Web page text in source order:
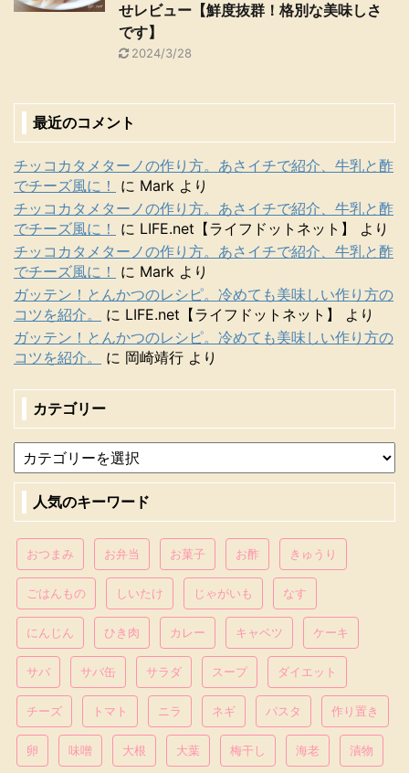
せレビュー【鮮度抜群！格別な美味しさ
です】
2024/3/28
最近のコメント
チッコカタメターノの作り方。あさイチで紹介、牛乳と酢
でチーズ風に！
に Mark より
チッコカタメターノの作り方。あさイチで紹介、牛乳と酢
でチーズ風に！
に LIFE.net【ライフドットネット】
より
チッコカタメターノの作り方。あさイチで紹介、牛乳と酢
でチーズ風に！
に Mark より
ガッテン！とんかつのレシピ。冷めても美味しい作り方の
コツを紹介。
に LIFE.net【ライフドットネット】
より
ガッテン！とんかつのレシピ。冷めても美味しい作り方の
コツを紹介。
に 岡崎靖行 より
カテゴリー
人気のキーワード
おつまみ お弁当 お菓子 お酢 きゅうり
ごはんもの しいたけ じゃがいも なす
にんじん ひき肉 カレー キャベツ ケーキ
サバ サバ缶 サラダ スープ ダイエット
チーズ トマト ニラ ネギ パスタ 作り置き
卵 味噌 大根 大葉 梅干し 海老 漬物